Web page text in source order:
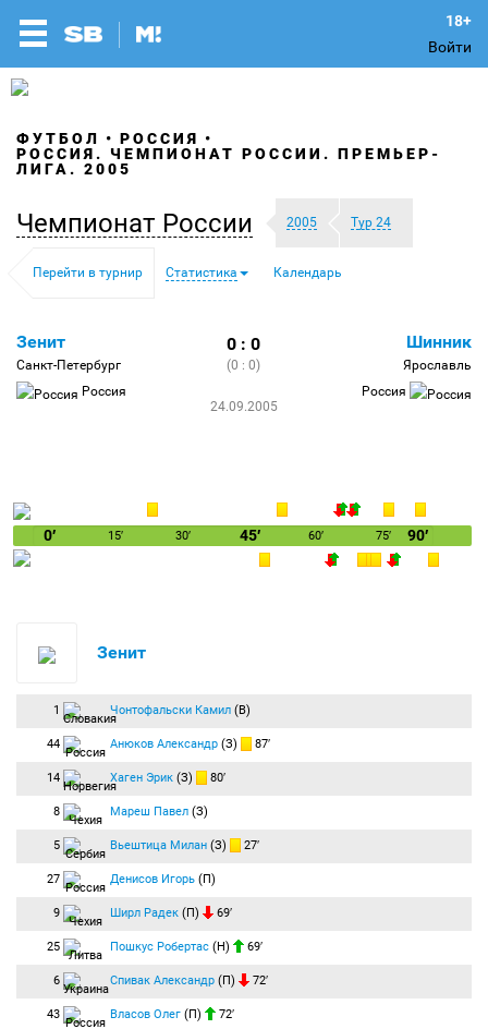
Войти
ФУТБОЛ
РОССИЯ
РОССИЯ. ЧЕМПИОНАТ РОССИИ. ПРЕМЬЕР-
ЛИГА. 2005
Чемпионат России 2005 Тур 24
Перейти в турнир Статистика Календарь
Зенит
Санкт-Петербург
Россия
0 : 0
(0 : 0)
24.09.2005
Шинник
Ярославль
Россия
0′ 15′ 30′ 45′ 60′ 75′ 90′
Зенит
1 Чонтофальски Камил (В)
44 Анюков Александр (З) 87′
14 Хаген Эрик (З) 80′
8 Мареш Павел (З)
5 Вьештица Милан (З) 27′
27 Денисов Игорь (П)
9 Ширл Радек (П) 69′
25 Пошкус Робертас (Н) 69′
6 Спивак Александр (П) 72′
43 Власов Олег (П) 72′